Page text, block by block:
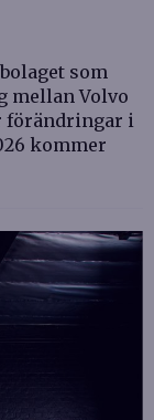
som
mellan Volvo
förändringar i
kommer